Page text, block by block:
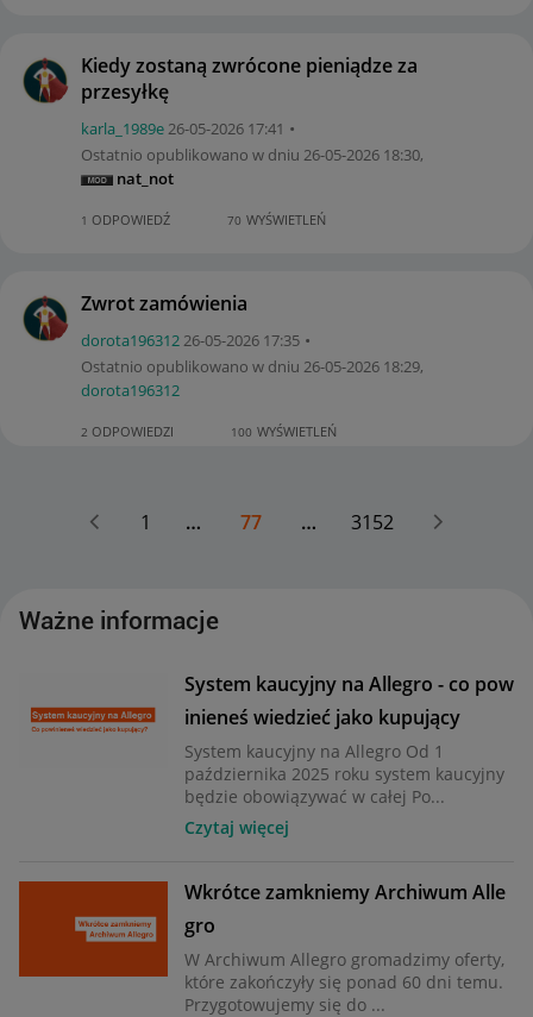
Kiedy zostaną zwrócone pieniądze za
przesyłkę
karla_1989e‎26-05-2026 17:41
Ostatnio opublikowano w dniu ‎26-05-2026 18:30,
nat_not
1 ODPOWIEDŹ 70 WYŚWIETLEŃ
Zwrot zamówienia
dorota196312‎26-05-2026 17:35
Ostatnio opublikowano w dniu ‎26-05-2026 18:29,
dorota196312
2 ODPOWIEDZI 100 WYŚWIETLEŃ
1 … 77 … 3152
Ważne informacje
System kaucyjny na Allegro - co pow
inieneś wiedzieć jako kupujący
System kaucyjny na Allegro Od 1
października 2025 roku system kaucyjny
będzie obowiązywać w całej Po...
Czytaj więcej
Wkrótce zamkniemy Archiwum Alle
gro
W Archiwum Allegro gromadzimy oferty,
które zakończyły się ponad 60 dni temu.
Przygotowujemy się do ...